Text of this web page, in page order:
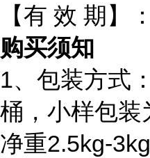
【有 效 期】
购买须知
1、包装方式
桶，小样包装
净重2.5kg-